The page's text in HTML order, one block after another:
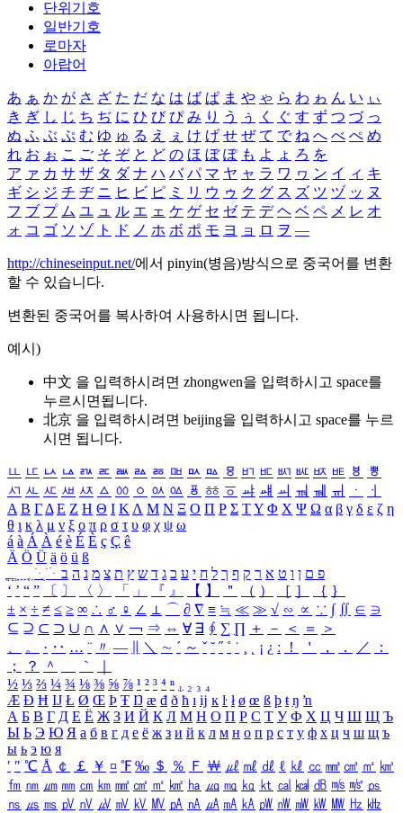
단위기호
일반기호
로마자
아랍어
あ ぁ か が さ ざ た だ な は ば ぱ ま や ゃ ら わ ゎ ん い ぃ
き ぎ し じ ち ぢ に ひ び ぴ み り う ぅ く ぐ す ず つ づ っ
ぬ ふ ぶ ぷ む ゆ ゅ る え ぇ け げ せ ぜ て で ね へ べ ぺ め
れ お ぉ こ ご そ ぞ と ど の ほ ぼ ぽ も よ ょ ろ を
ア ァ カ サ ザ タ ダ ナ ハ バ パ マ ヤ ャ ラ ワ ヮ ン イ ィ キ
ギ シ ジ チ ヂ ニ ヒ ビ ピ ミ リ ウ ゥ ク グ ス ズ ツ ヅ ッ ヌ
フ ブ プ ム ユ ュ ル エ ェ ケ ゲ セ ゼ テ デ ヘ ベ ペ メ レ オ
ォ コ ゴ ソ ゾ ト ド ノ ホ ボ ポ モ ヨ ョ ロ ヲ ―
http://chineseinput.net/에서 pinyin(병음)방식으로 중국어를 변환
할 수 있습니다.
변환된 중국어를 복사하여 사용하시면 됩니다.
예시)
中文 을 입력하시려면 zhongwen을 입력하시고 space를
누르시면됩니다.
北京 을 입력하시려면 beijing을 입력하시고 space를 누르
시면 됩니다.
ㅥ ㅦ ㅧ ㅨ ㅩ ㅪ ㅫ ㅬ ㅭ ㅮ ㅯ ㅰ ㅱ ㅲ ㅳ ㅴ ㅵ ㅶ ㅷ ㅸ
ㅹ
ㅺ ㅻ ㅼ ㅽ ㅾ ㅿ ㆀ ㆁ ㆂ ㆃ ㆄ ㆅ ㆆ ㆇ ㆈ ㆉ ㆊ ㆋ ㆌ ㆍ
ㆎ
Α Β ΓΔ Ε Ζ Η Θ Ι ΚΛ Μ Ν Ξ Ο Π Ρ Σ ΤΥ Φ Χ Ψ Ω α β γ δ ε ζ η
θ ι κ λ μ ν ξ ο π ρ σ τ υ φ χ ψ ω
á à Á À é è É È ç Ç ê
Ä Ö Ü ä ö ü ß
ִֶֹ ֻּ ׁׂ פ ם ן ו ט א ר ק ף ך ל ח י ע כ ג ד ש ץ ת צ מ נ ה ב
‘ ’ “ ” 〔 〕 〈 〉 「 」 『 』 【 】 ＂ （ ） ［ ］ ｛ ｝
± × ÷ ≠ ≤ ≥ ∞ ∴ ♂ ♀ ∠ ⊥ ⌒ ∂ ∇ ≡ ≒ ≪ ≫ √ ∽ ∝ ∵ ∫ ∬ ∈ ∋
⊆ ⊇ ⊂ ⊃ ∪ ∩ ∧ ∨ ￢ ⇒ ⇔ ∀ ∃ ∮ ∑ ∏ ＋ － ＜ ＝
＞
、
。 · ‥ … ¨ 〃 ― ＼ ∼ ´ ～ ˇ ˘ ˝ ˚ ˙ ¸ ¡ ¿ ː ！ ＇ ， ． ／
：
；
？ ＾ ｀
½ ⅓ ⅔ ¼ ¾ ⅛ ⅜ ⅝ ⅞ ¹ ² ³ ⁴ ⁿ ₁ ₂ ₃ ₄
Æ Ð Ħ Ĳ Ł Ø Œ Þ Ŧ Ŋ æ đ ð ħ ı ĳ ĸ ŀ ł ø œ ß þ ŧ ŋ ŉ
А Б В Г Д Е Ё Ж З И Й К Л М Н О П Р С Т У Ф Х Ц Ч Ш Щ Ъ
Ы Ь Э Ю Я а б в г д е ё ж з и й к л м н о п р с т у ф х ц ч ш щ ъ
ы ь э ю я
′ ″ ℃ Å ￠ ￡ ￥ ¤ ℉ ‰ ＄ ％ Ｆ ￦ ㎕ ㎖ ㎗ ℓ ㎘ ㏄ ㎣ ㎤ ㎥ ㎦
㎙ ㎚ ㎛ ㎜ ㎝ ㎞ ㎟ ㎠ ㎡ ㎢ ㏊ ㎍ ㎎ ㎏ ㏏ ㎈ ㎉ ㏈ ㎧ ㎨ ㎰
㎱ ㎲ ㎳ ㎴ ㎵ ㎶ ㎷ ㎸ ㎹ ㎀ ㎁ ㎂ ㎃ ㎄ ㎺ ㎻ ㎽ ㎾ ㎿ ㎐ ㎑